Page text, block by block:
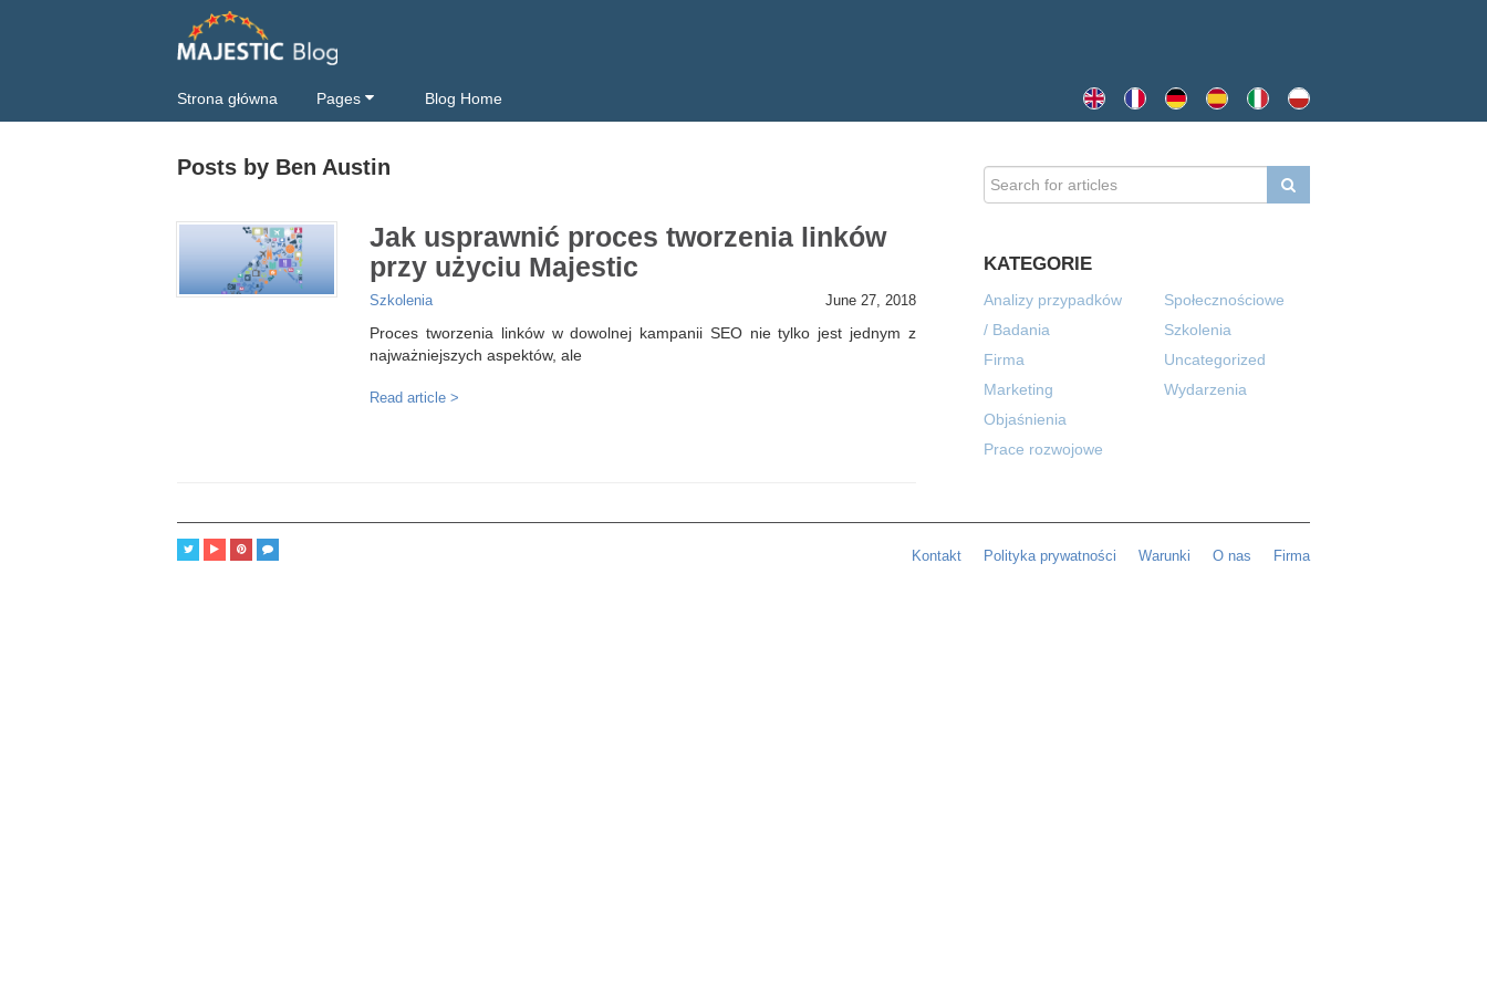
Strona główna Pages Blog Home
Posts by Ben Austin
Jak usprawnić proces tworzenia linków
przy użyciu Majestic
Szkolenia June 27, 2018
Proces tworzenia linków w dowolnej kampanii SEO nie tylko jest jednym z
najważniejszych aspektów, ale
Read article >
KATEGORIE
Analizy przypadków
/ Badania
Firma
Marketing
Objaśnienia
Prace rozwojowe
Społecznościowe
Szkolenia
Uncategorized
Wydarzenia
Firma
O nas
Warunki
Polityka prywatności
Kontakt